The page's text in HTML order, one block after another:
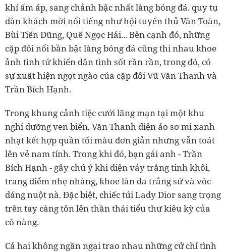
khí ấm áp, sang chảnh bậc nhất làng bóng đá. quy tụ
dàn khách mời nổi tiếng như hội tuyển thủ Văn Toàn,
Bùi Tiến Dũng, Quế Ngọc Hải... Bên cạnh đó, những
cặp đôi nổi bần bật làng bóng đá cũng thi nhau khoe
ảnh tình tứ khiến dân tình sốt rần rần, trong đó, có
sự xuất hiện ngọt ngào của cặp đôi Vũ Văn Thanh và
Trần Bích Hạnh.
Trong khung cảnh tiệc cưới lãng mạn tại một khu
nghỉ dưỡng ven biển, Văn Thanh diện áo sơ mi xanh
nhạt kết hợp quần tối màu đơn giản nhưng vẫn toát
lên vẻ nam tính. Trong khi đó, bạn gái anh - Trần
Bích Hạnh - gây chú ý khi diện váy trắng tinh khôi,
trang điểm nhẹ nhàng, khoe làn da trắng sứ và vóc
dáng nuột nà. Đặc biệt, chiếc túi Lady Dior sang trọng
trên tay càng tôn lên thần thái tiểu thư kiêu kỳ của
cô nàng.
Cả hai không ngần ngại trao nhau những cử chỉ tình